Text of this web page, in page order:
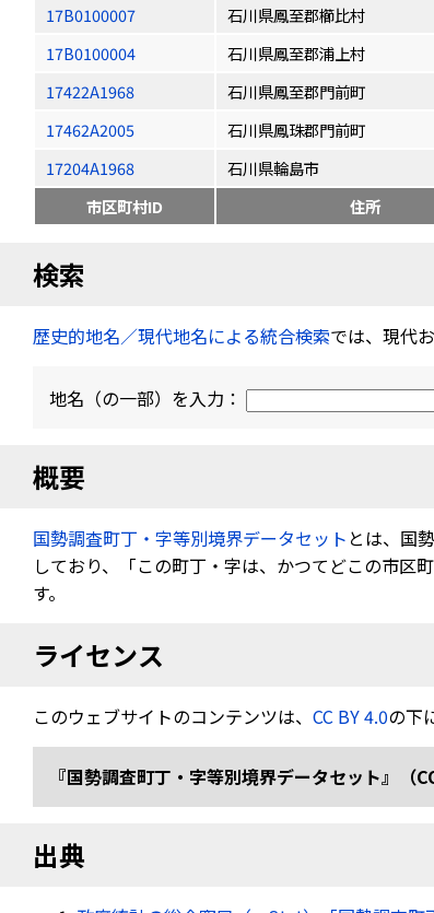
17B0100007
石川県鳳至郡櫛比村
17B0100004 石川県鳳至郡浦上村
17422A1968 石川県鳳至郡門前町
17462A2005
石川県鳳珠郡門前町
17204A1968
石川県輪島市
市区町村ID
住所
検索
歴史的地名／現代地名による統合検索では、現代
地名（の一部）を入力：
概要
国勢調査町丁・字等別境界データセット とは、国
しており、「この町丁・字は、かつてどこの市区
す。
ライセンス
このウェブサイトのコンテンツは、 CC BY 4.0の下
『国勢調査町丁・字等別境界データセット』
出典